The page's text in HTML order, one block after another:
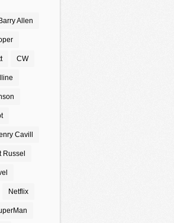
Barry Allen
CW
Cavill
Russel
Netflix